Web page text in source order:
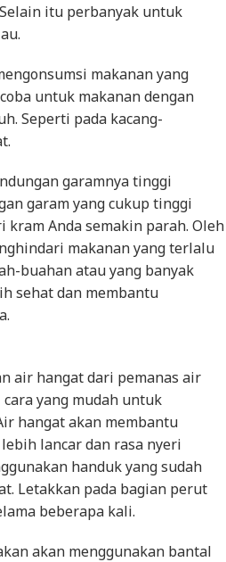
itu perbanyak untuk
makanan yang
untuk makanan dengan
Seperti pada kacang-
garamnya tinggi
garam yang cukup tinggi
Anda semakin parah. Oleh
makanan yang terlalu
buahan atau yang banyak
sehat dan membantu
air hangat dari pemanas air
yang mudah untuk
hangat akan membantu
lancar dan rasa nyeri
handuk yang sudah
Letakkan pada bagian perut
beberapa kali.
akan menggunakan bantal